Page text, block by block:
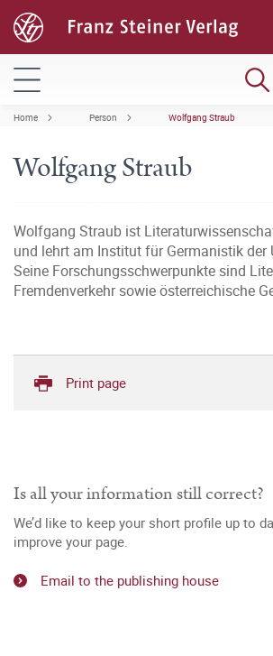
Home Person Wolfgang Straub
Wolfgang Straub
Wolfgang Straub ist
und lehrt am Institut für Germanistik der
Seine Forschungsschwerpunkte sind
Fremdenverkehr sowie österreichische
Print page
Is all your information still correct?
We’d like to keep your short profile up to
improve your page.
Email to the publishing house